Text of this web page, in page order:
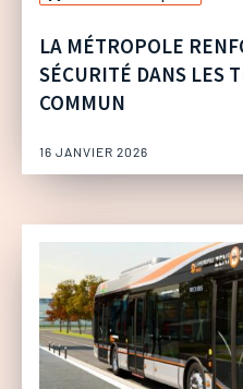
LA MÉTROPOLE
SÉCURITÉ DANS LES
COMMUN
16 JANVIER 2026